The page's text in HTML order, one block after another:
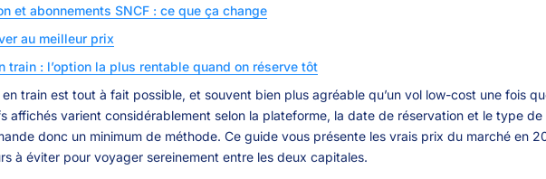
et abonnements SNCF : ce que ça change
au meilleur prix
train : l’option la plus rentable quand on réserve tôt
en train est tout à fait possible, et souvent bien plus agréable qu’un vol low-cost une fois
affichés varient considérablement selon la plateforme, la date de réservation et le type
donc un minimum de méthode. Ce guide vous présente les vrais prix du marché en
à éviter pour voyager sereinement entre les deux capitales.